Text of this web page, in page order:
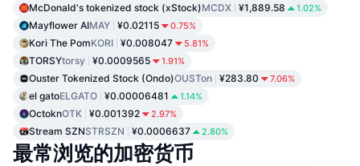
McDonald's tokenized stock (xStock)MCDX ¥1,889.58 1.02%
Mayflower AIMAY ¥0.02115 0.75%
Kori The PomKORI ¥0.008047 5.81%
TORSYtorsy ¥0.0009565 1.91%
Ouster Tokenized Stock (Ondo)OUSTon ¥283.80 7.06%
el gatoELGATO ¥0.00006481 1.14%
OctoknOTK ¥0.001392 2.97%
Stream SZNSTRSZN ¥0.0006637 2.80%
最常浏览的加密货币